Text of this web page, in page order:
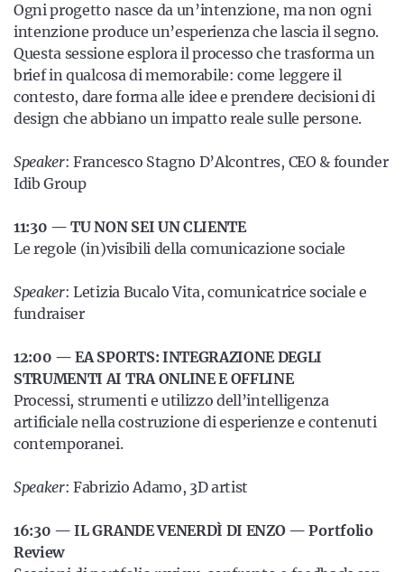
Ogni progetto nasce da un’intenzione, ma non ogni
intenzione produce un’esperienza che lascia il segno.
Questa sessione esplora il processo che trasforma un
brief in qualcosa di memorabile: come leggere il
contesto, dare forma alle idee e prendere decisioni di
design che abbiano un impatto reale sulle persone.
Speaker: Francesco Stagno D’Alcontres, CEO & founder
Idib Group
11:30 — TU NON SEI UN CLIENTE
Le regole (in)visibili della comunicazione sociale
Speaker: Letizia Bucalo Vita, comunicatrice sociale e
fundraiser
12:00 — EA SPORTS: INTEGRAZIONE DEGLI
STRUMENTI AI TRA ONLINE E OFFLINE
Processi, strumenti e utilizzo dell’intelligenza
artificiale nella costruzione di esperienze e contenuti
contemporanei.
Speaker: Fabrizio Adamo, 3D artist
16:30 — IL GRANDE VENERDÌ DI ENZO — Portfolio
Review